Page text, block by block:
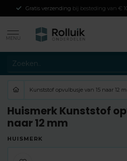
Gratis verzending bij besteding van €
MENU
Kunststof opvulbusje van 15 naar 12
Huismerk Kunststof
naar 12 mm
HUISMERK